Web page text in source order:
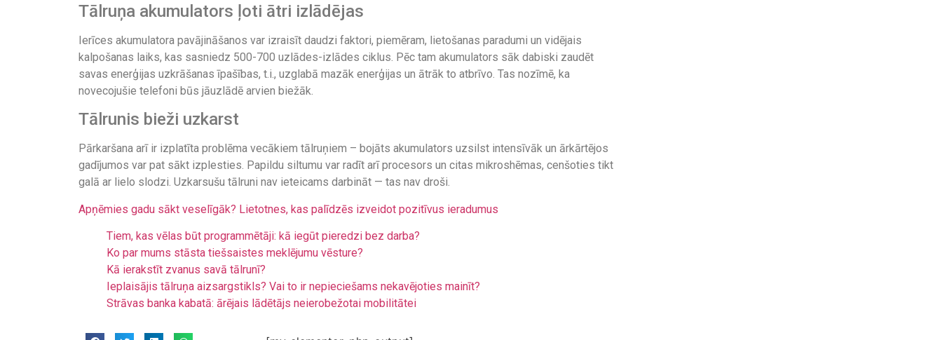
Tālruņa akumulators ļoti ātri izlādējas
Ierīces akumulatora pavājināšanos var izraisīt daudzi faktori, piemēram, lietošanas paradumi un vidējais
kalpošanas laiks, kas sasniedz 500-700 uzlādes-izlādes ciklus. Pēc tam akumulators sāk dabiski zaudēt
savas enerģijas uzkrāšanas īpašības, t.i., uzglabā mazāk enerģijas un ātrāk to atbrīvo. Tas nozīmē, ka
novecojušie telefoni būs jāuzlādē arvien biežāk.
Tālrunis bieži uzkarst
Pārkaršana arī ir izplatīta problēma vecākiem tālruņiem – bojāts akumulators uzsilst intensīvāk un ārkārtējos
gadījumos var pat sākt izplesties. Papildu siltumu var radīt arī procesors un citas mikroshēmas, cenšoties tikt
galā ar lielo slodzi. Uzkarsušu tālruni nav ieteicams darbināt — tas nav droši.
Apņēmies gadu sākt veselīgāk? Lietotnes, kas palīdzēs izveidot pozitīvus ieradumus
Tiem, kas vēlas būt programmētāji: kā iegūt pieredzi bez darba?
Ko par mums stāsta tiešsaistes meklējumu vēsture?
Kā ierakstīt zvanus savā tālrunī?
Ieplaisājis tālruņa aizsargstikls? Vai to ir nepieciešams nekavējoties mainīt?
Strāvas banka kabatā: ārējais lādētājs neierobežotai mobilitātei